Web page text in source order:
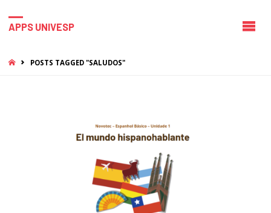
APPS UNIVESP
HOMEPOSTS TAGGED "SALUDOS"